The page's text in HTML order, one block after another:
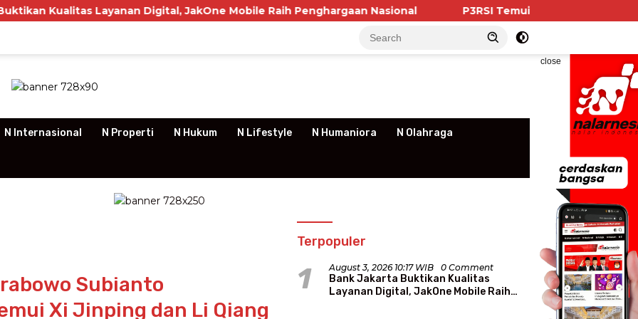
Digital, JakOne Mobile Raih Penghargaan Nasional P3RSI Temui Kementerian PKP, Pengurus
close
N Internasional N Properti N Hukum N Lifestyle N Humaniora N Olahraga
Subianto
Xi Jinping dan Li Qiang
Terpopuler
1 August 3, 2026 10:17 WIB 0 Comment
Bank Jakarta Buktikan Kualitas
Layanan Digital, JakOne Mobile Raih